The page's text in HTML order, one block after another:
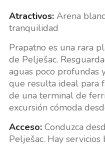
Atractivos:Arena
tranquilidad
Prapatno es una rara
de Pelješac.
aguas poco profundas
que resulta ideal para
de una terminal de
excursión cómoda
Acceso:Conduzca
Pelješac. Hay servicios